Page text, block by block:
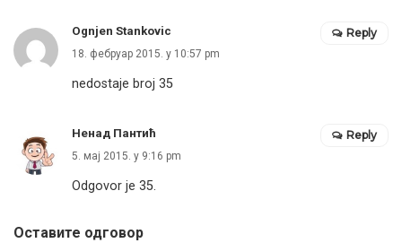
Ognjen Stankovic
18. фебруар 2015. у 10:57 pm
nedostaje broj 35
Reply
Ненад Пантић
5. мај 2015. у 9:16 pm
Odgovor je 35.
Reply
Оставите одговор